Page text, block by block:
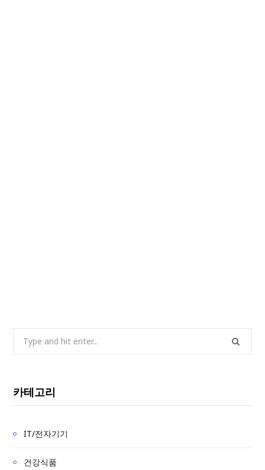
c
r
카테고리
IT/전자기기
건강식품